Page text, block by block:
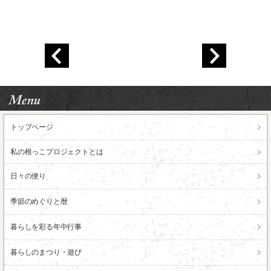
トップページ
私の根っこ プロジェクトとは
日々の便り
季節のめぐりと暦
暮らしを彩る年中行事
暮らしのまつり・遊び